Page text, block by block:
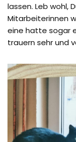
lassen. Leb wohl,
Mitarbeiterinnen
eine hatte sogar
trauern sehr und